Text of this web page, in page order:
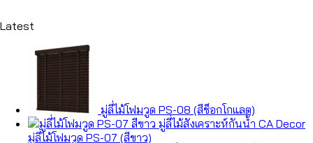
Latest
มู่ลี่ไม้โฟมวูด PS-08 (สีช็อกโกแลต)
มู่ลี่ไม้โฟมวูด PS-07 (สีขาว)